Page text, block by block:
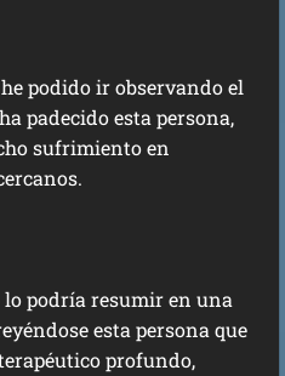
podido ir observando el
padecido esta persona,
sufrimiento en
podría resumir en una
esta persona que
profundo,